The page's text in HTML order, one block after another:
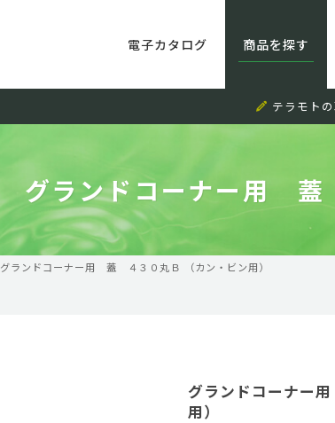
電子カタログ 商品を探す
テラモト
グランドコーナー用 蓋
グランドコーナー用 蓋 ４３０丸Ｂ （カン・ビン用）
グランドコーナー
用）